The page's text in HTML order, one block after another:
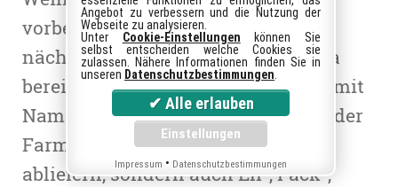
vorbei, doch die Rentiere für das
nächste Fest werden in Farmerama
bereits jetzt gescoutet. Beim Event mit
Namen Rentier-Wirrwarr müsst in der
Farmhalle aber nicht nur Rentiere
abliefern, sondern auch Elf-, Pack-,
Angebot zu verbessern und die Nutzung der
Webseite zu analysieren.
Unter Cookie-Einstellungen können Sie
selbst entscheiden welche Cookies sie
zulassen. Nähere Informationen finden Sie in
unseren Datenschutzbestimmungen.
Impressum • Datenschutzbestimmungen